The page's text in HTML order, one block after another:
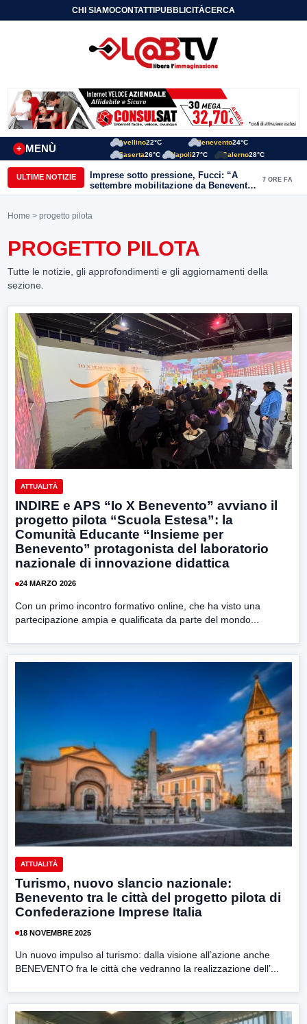
CHI SIAMOCONTATTIPUBBLICITÀCERCA
MENÙ
+
Avellino22°C Benevento24°C
Caserta26°C Napoli27°C Salerno28°C
ULTIME NOTIZIE
Imprese sotto pressione, Fucci: “A
settembre mobilitazione da Benevento
e Avellino”
7 ORE FA
Home > progetto pilota
PROGETTO PILOTA
Tutte le notizie, gli approfondimenti e gli aggiornamenti della
sezione.
ATTUALITÀ
INDIRE e APS “Io X Benevento” avviano il
progetto pilota “Scuola Estesa”: la
Comunità Educante “Insieme per
Benevento” protagonista del laboratorio
nazionale di innovazione didattica
24 MARZO 2026
Con un primo incontro formativo online, che ha visto una
partecipazione ampia e qualificata da parte del mondo...
ATTUALITÀ
Turismo, nuovo slancio nazionale:
Benevento tra le città del progetto pilota di
Confederazione Imprese Italia
18 NOVEMBRE 2025
Un nuovo impulso al turismo: dalla visione all’azione anche
BENEVENTO fra le città che vedranno la realizzazione dell’...